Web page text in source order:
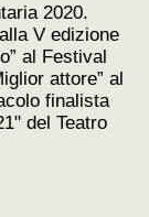
2020.
V edizione
al Festival
attore” al
finalista
del Teatro